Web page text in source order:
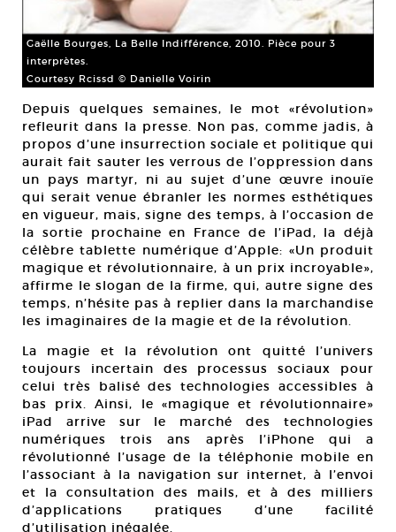
Gaëlle Bourges, La Belle Indifférence, 2010. Pièce pour 3
interprètes.
Courtesy Rcissd © Danielle Voirin
Depuis quelques semaines, le mot «révolution»
refleurit dans la presse. Non pas, comme jadis, à
propos d’une insurrection sociale et politique qui
aurait fait sauter les verrous de l’oppression dans
un pays martyr, ni au sujet d’une œuvre inouïe
qui serait venue ébranler les normes esthétiques
en vigueur, mais, signe des temps, à l’occasion de
la sortie prochaine en France de l’iPad, la déjà
célèbre tablette numérique d’Apple: «Un produit
magique et révolutionnaire, à un prix incroyable»,
affirme le slogan de la firme, qui, autre signe des
temps, n’hésite pas à replier dans la marchandise
les imaginaires de la magie et de la révolution.
La magie et la révolution ont quitté l’univers
toujours incertain des processus sociaux pour
celui très balisé des technologies accessibles à
bas prix. Ainsi, le «magique et révolutionnaire»
iPad arrive sur le marché des technologies
numériques trois ans après l’iPhone qui a
révolutionné l’usage de la téléphonie mobile en
l’associant à la navigation sur internet, à l’envoi
et la consultation des mails, et à des milliers
d’applications pratiques d’une facilité
d’utilisation inégalée.